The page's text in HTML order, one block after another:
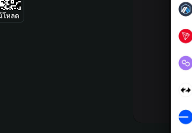
โหลด